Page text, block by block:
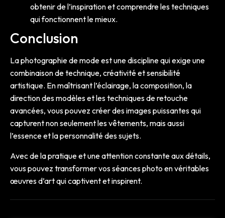
obtenir de l’inspiration et comprendre les techniques
qui fonctionnent le mieux.
Conclusion
La photographie de mode est une discipline qui exige une
combinaison de technique, créativité et sensibilité
artistique. En maîtrisant l’éclairage, la composition, la
direction des modèles et les techniques de retouche
avancées, vous pouvez créer des images puissantes qui
capturent non seulement les vêtements, mais aussi
l’essence et la personnalité des sujets.
Avec de la pratique et une attention constante aux détails,
vous pouvez transformer vos séances photo en véritables
œuvres d’art qui captivent et inspirent.